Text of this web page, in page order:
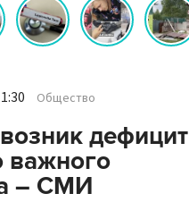
Общество
дефицит
важного
– СМИ